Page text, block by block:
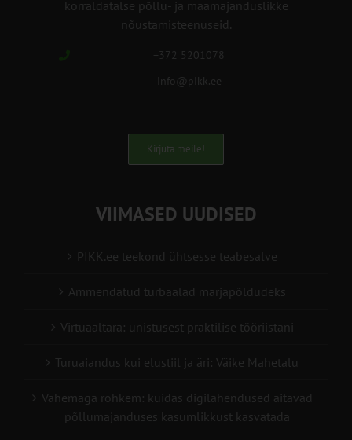
korraldatalse põllu- ja maamajanduslikke
nõustamisteenuseid.
+372 5201078
info@pikk.ee
Kirjuta meile!
VIIMASED UUDISED
PIKK.ee teekond ühtsesse teabesalve
Ammendatud turbaalad marjapõldudeks
Virtuaaltara: unistusest praktilise tööriistani
Turuaiandus kui elustiil ja äri: Väike Mahetalu
Vähemaga rohkem: kuidas digilahendused aitavad
põllumajanduses kasumlikkust kasvatada